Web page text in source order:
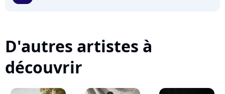
D'autres artistes à
découvrir